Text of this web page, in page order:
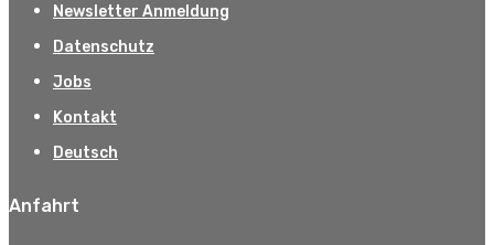
Newsletter Anmeldung
Datenschutz
Jobs
Kontakt
Deutsch
Anfahrt